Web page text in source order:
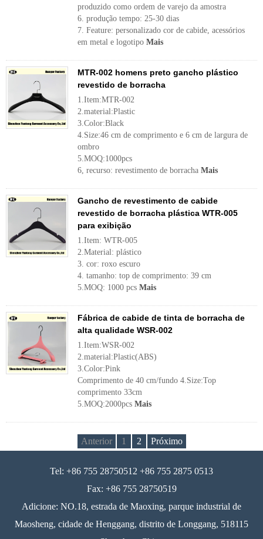
produzido como ordem de varejo da amostra
6. produção tempo: 25-30 dias
7. Feature: personalizado cor de cabide, acessórios
em metal e logotipo Mais
MTR-002 homens preto gancho plástico
revestido de borracha
1.Item:MTR-002
2.material:Plastic
3.Color:Black
4.Size:46 cm de comprimento e 6 cm de largura de
ombro
5.MOQ:1000pcs
6, recurso: revestimento de borracha Mais
Gancho de revestimento de cabide
revestido de borracha plástica WTR-005
para exibição
1.Item: WTR-005
2.Material: plástico
3. cor: roxo escuro
4. tamanho: top de comprimento: 39 cm
5.MOQ: 1000 pcs Mais
Fábrica de cabide de tinta de borracha de
alta qualidade WSR-002
1.Item:WSR-002
2.material:Plastic(ABS)
3.Color:Pink
Comprimento de 40 cm/fundo 4.Size:Top
comprimento 33cm
5.MOQ:2000pcs Mais
Anterior 1 2 Próximo
Tel: +86 755 28750512 +86 755 2875 0513
Fax: +86 755 28750519
Adicione: NO.18, estrada de Maoxing, parque industrial de
Maosheng, cidade de Henggang, distrito de Longgang, 518115